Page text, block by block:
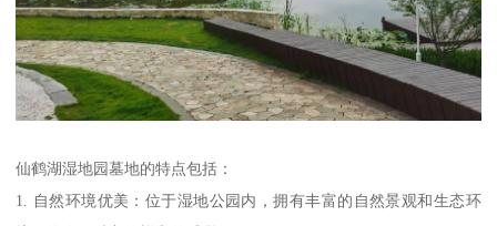
仙鹤湖湿地园墓地的特点包括：
1. 自然环境优美：位于湿地公园内，拥有丰富的自然景观和生态环